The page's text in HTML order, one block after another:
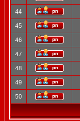
44
45
46
47
48
49
50